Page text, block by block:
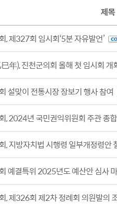
제목
, 제327회 임시회‘5분 자유발언’
年), 진천군의회 올해 첫 임시회 개
설맞이 전통시장 장보기 행사 참여
, 2024년 국민권익위원회 주관 종
, 지방자치법 시행령 일부개정령안
예결특위 2025년도 예산안 심사
, 제326회 제2차 정례회 의원발의